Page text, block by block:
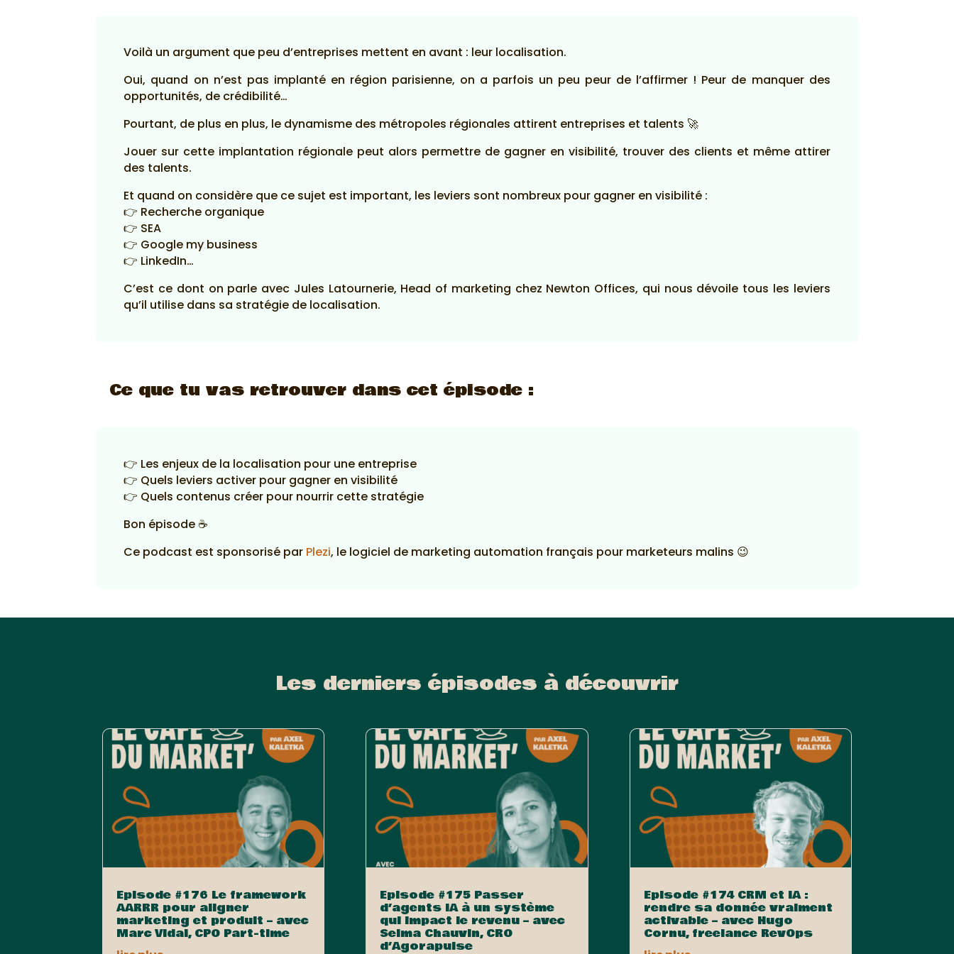
Voilà un argument que peu d’entreprises mettent en avant : leur localisation.
Oui, quand on n’est pas implanté en région parisienne, on a parfois un peu peur de l’affirmer ! Peur de manquer des
opportunités, de crédibilité…
Pourtant, de plus en plus, le dynamisme des métropoles régionales attirent entreprises et talents 🚀
Jouer sur cette implantation régionale peut alors permettre de gagner en visibilité, trouver des clients et même attirer
des talents.
Et quand on considère que ce sujet est important, les leviers sont nombreux pour gagner en visibilité :
👉 Recherche organique
👉 SEA
👉 Google my business
👉 LinkedIn…
C’est ce dont on parle avec Jules Latournerie, Head of marketing chez Newton Offices, qui nous dévoile tous les leviers
qu’il utilise dans sa stratégie de localisation.
Ce que tu vas retrouver dans cet épisode :
👉 Les enjeux de la localisation pour une entreprise
👉 Quels leviers activer pour gagner en visibilité
👉 Quels contenus créer pour nourrir cette stratégie
Bon épisode ☕
Ce podcast est sponsorisé par Plezi, le logiciel de marketing automation français pour marketeurs malins 😉
Les derniers épisodes à découvrir
Episode #176 Le framework
AARRR pour aligner
marketing et produit – avec
Marc Vidal, CPO Part-time
Episode #175 Passer
d’agents IA à un système
qui impact le revenu – avec
Selma Chauvin, CRO
d’Agorapulse
Episode #174 CRM et IA :
rendre sa donnée vraiment
activable – avec Hugo
Cornu, freelance RevOps